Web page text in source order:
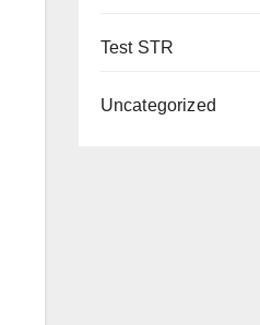
Test STR
Uncategorized